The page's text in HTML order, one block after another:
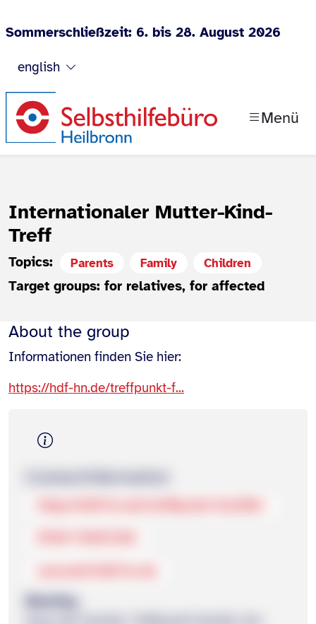
Jump to content
Sommerschließzeit: 6. bis 28. August 2026
english
Menü
Internationaler Mutter-Kind-
Treff
Topics: Parents Family Children
Target groups: for relatives, for affected
About the group
Informationen finden Sie hier:
https://hdf-hn.de/treffpunkt-f...